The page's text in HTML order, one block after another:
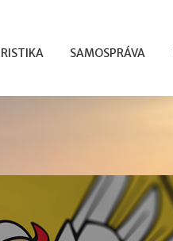
SAMOSPRÁVA